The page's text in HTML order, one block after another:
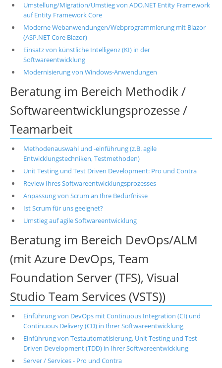
Umstellung/Migration/Umstieg von ADO.NET Entity Framework
auf Entity Framework Core
Moderne Webanwendungen/Webprogrammierung mit Blazor
(ASP.NET Core Blazor)
Einsatz von künstliche Intelligenz (KI) in der
Softwareentwicklung
Modernisierung von Windows-Anwendungen
Beratung im Bereich Methodik /
Softwareentwicklungsprozesse /
Teamarbeit
Methodenauswahl und -einführung (z.B. agile
Entwicklungstechniken, Testmethoden)
Unit Testing und Test Driven Development: Pro und Contra
Review Ihres Softwareentwicklungsprozesses
Anpassung von Scrum an Ihre Bedürfnisse
Ist Scrum für uns geeignet?
Umstieg auf agile Softwareentwicklung
Beratung im Bereich DevOps/ALM
(mit Azure DevOps, Team
Foundation Server (TFS), Visual
Studio Team Services (VSTS))
Einführung von DevOps mit Continuous Integration (CI) und
Continuous Delivery (CD) in Ihrer Softwareentwicklung
Einführung von Testautomatisierung, Unit Testing und Test
Driven Development (TDD) in Ihrer Softwareentwicklung
Server / Services - Pro und Contra